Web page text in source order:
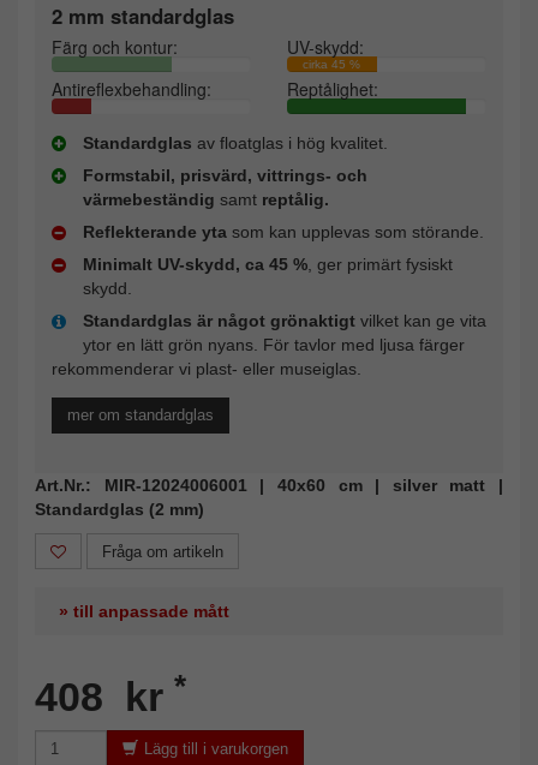
2 mm standardglas
Färg och kontur: UV-skydd:
cirka 45 %
Antireflexbehandling: Reptålighet:
Standardglas av floatglas i hög kvalitet.
Formstabil, prisvärd, vittrings- och
värmebeständig samt reptålig.
Reflekterande yta som kan upplevas som störande.
Minimalt UV-skydd, ca 45 %, ger primärt fysiskt
skydd.
Standardglas är något grönaktigt vilket kan ge vita
ytor en lätt grön nyans. För tavlor med ljusa färger
rekommenderar vi plast- eller museiglas.
mer om standardglas
Art.Nr.: MIR-12024006001 | 40x60 cm | silver matt |
Standardglas (2 mm)
Fråga om artikeln
» till anpassade mått
408 kr *
Lägg till i varukorgen